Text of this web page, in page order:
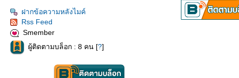
ฝากข้อความหลังไมค์
Rss Feed
Smember
ผู้ติดตามบล็อก : 8 คน [?]